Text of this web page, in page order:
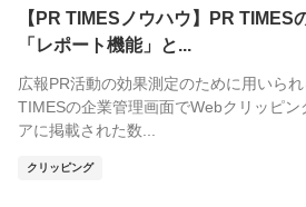
【PR TIMESノウハウ】PR TIMES
「レポート機能」と...
広報PR活動の効果測定のために用いら
TIMESの企業管理画面でWebクリッピン
アに掲載された数...
クリッピング